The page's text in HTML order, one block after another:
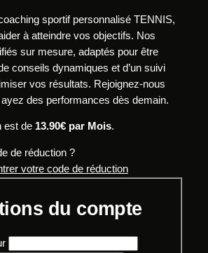
sportif personnalisé TENNIS,
à atteindre vos objectifs. Nos
sur mesure, adaptés pour être
conseils dynamiques et d’un suivi
vos résultats. Rejoignez-nous
ayez des performances dès demain.
est de 13.90€ par Mois.
de réduction ?
votre code de réduction
du compte